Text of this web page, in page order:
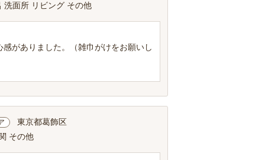
洗面所 リビング その他
がありました。（雑巾がけをお願いし
東京都葛飾区
その他